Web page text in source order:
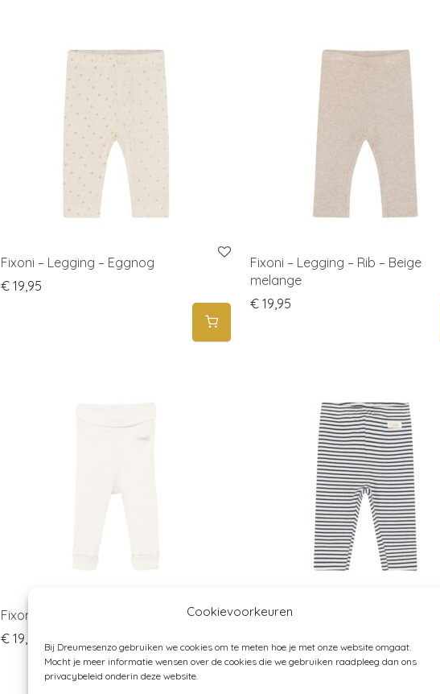
Cookievoorkeuren
Bij Dreumesenzo gebruiken we cookies om te meten hoe je met onze website omgaat.
Mocht je meer informatie wensen over de cookies die we gebruiken raadpleeg dan ons
privacybeleid onderin deze website.
Fixoni – Legging – Eggnog
€19,95
Fixoni – Legging – Rib – Beige
melange
€19,95
Fixoni – Legging – Rib – White
€19,95
Fixoni – Legging gestreept – Rib –
€ 21,50